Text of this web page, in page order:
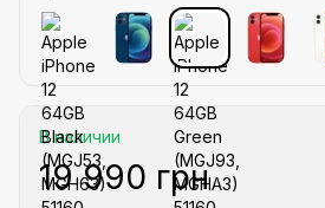
В наличии
19 990 грн